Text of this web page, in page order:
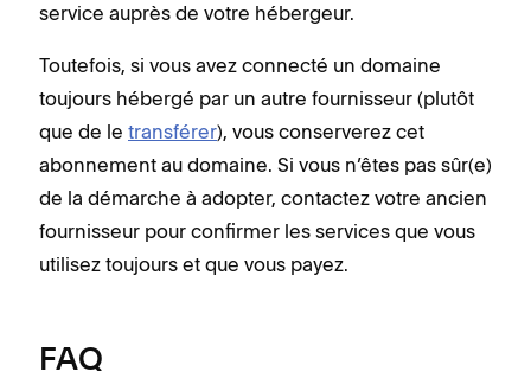
service auprès de votre hébergeur.
Toutefois, si vous avez connecté un domaine
toujours hébergé par un autre fournisseur (plutôt
que de le transférer), vous conserverez cet
abonnement au domaine. Si vous n’êtes pas sûr(e)
de la démarche à adopter, contactez votre ancien
fournisseur pour confirmer les services que vous
utilisez toujours et que vous payez.
FAQ